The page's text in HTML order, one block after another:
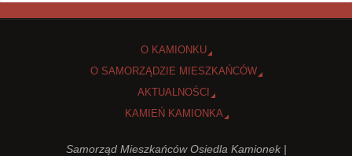
O KAMIONKU
O SAMORZĄDZIE MIESZKAŃCÓW
AKTUALNOŚCI
KAMIEŃ KAMIONKA
Samorząd Mieszkańców Osiedla Kamionek |